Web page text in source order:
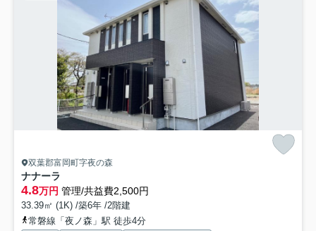
双葉郡富岡町字夜の森
ナナーラ
4.8万円 管理/共益費2,500円
33.39㎡ (1K) /築6年 /2階建
常磐線「夜ノ森」駅 徒歩4分